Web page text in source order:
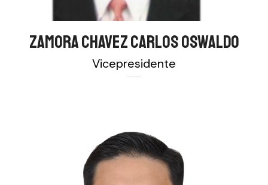
ZAMORA CHAVEZ CARLOS OSWALDO
Vicepresidente